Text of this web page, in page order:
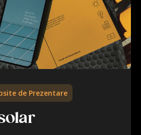
de Prezentare